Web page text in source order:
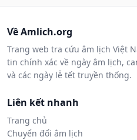
Về Amlich.org
Trang web tra cứu âm lịch Việt
tin chính xác về ngày âm lịch,
và các ngày lễ tết truyền thống.
Liên kết nhanh
Trang chủ
Chuyển đổi âm lịch